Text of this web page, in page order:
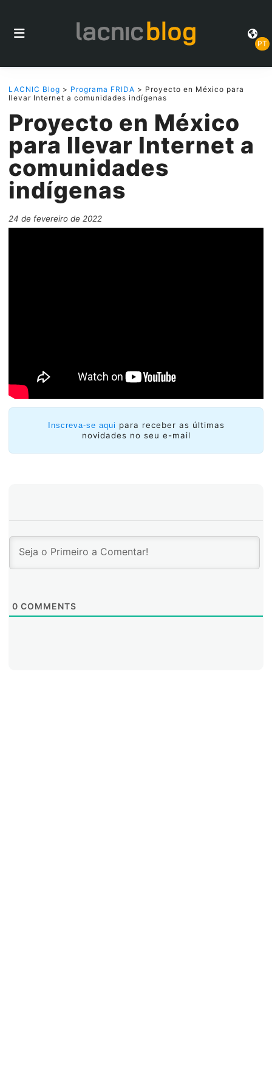
PT
LACNIC Blog > Programa FRIDA > Proyecto en México para
llevar Internet a comunidades indígenas
Proyecto en México
para llevar Internet a
comunidades
indígenas
24 de fevereiro de 2022
Inscreva-se aqui para receber as últimas
novidades no seu e-mail
0 COMMENTS